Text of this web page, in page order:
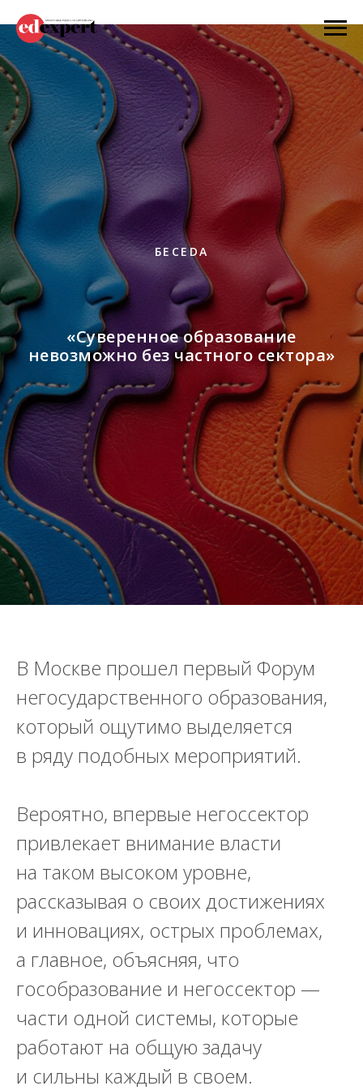
БЕСEDА
«Суверенное образование
невозможно без частного сектора»
В Москве прошел первый Форум
негосударственного образования,
который ощутимо выделяется
в ряду подобных мероприятий.
Вероятно, впервые негоссектор
привлекает внимание власти
на таком высоком уровне,
рассказывая о своих достижениях
и инновациях, острых проблемах,
а главное, объясняя, что
гособразование и негоссектор —
части одной системы, которые
работают на общую задачу
и сильны каждый в своем.